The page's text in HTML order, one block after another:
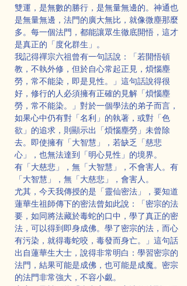
雙運，是無數的勝行，是無量無邊的。神通也
是無量無邊，法門的廣大無比，就像微塵那麼
多。每一個法門，都能讓眾生徹底開悟，這才
是真正的「度化群生」。
我記得禪宗六祖曾有一句話說：「若開悟頓
教，不執外修，但於自心常起正見，煩惱塵
勞，常不能染，即是見性。」這句話說得很
好，修行的人必須擁有正確的見解「煩惱塵
勞，常不能染。」對於一個學法的弟子而言，
如果心中仍有對「名利」的執著，或對「色
欲」的追求，則顯示出「煩惱塵勞」未曾除
去。即使擁有「大智慧」，若缺乏「慈悲
心」，也無法達到「明心見性」的境界。
有「大慈悲」，無「大智慧」，不會害人。有
「大智慧」，無「大慈悲」，會害人。
尤其，今天我傳授的是「靈仙密法」，要知道
蓮華生祖師傳下的密法曾如此說：「密宗的法
要，如同將法藏於毒蛇的口中，學了真正的密
法，可以得到即身成佛。學了密宗的法，而心
有污染，就得毒蛇咬，毒發而身亡。」這句話
出自蓮華生大士，說得非常明白：學習密宗的
法門，結果可能是成佛，也可能是成魔。密宗
的法門非常強大，不容小覷。